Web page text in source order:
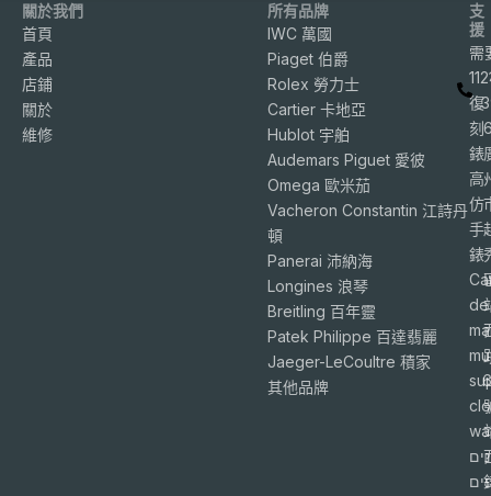
關於我們
首頁
產品
店鋪
關於
維修
所有品牌
IWC 萬國
Piaget 伯爵
Rolex 勞力士
Cartier 卡地亞
Hublot 宇舶
Audemars Piguet 愛彼
Omega 歐米茄
Vacheron Constantin 江詩丹
頓
Panerai 沛納海
Longines 浪琴
Breitling 百年靈
Patek Philippe 百達翡麗
Jaeger-LeCoultre 積家
其他品牌
支
援
需
復
刻
錶
高
仿
手
錶
de